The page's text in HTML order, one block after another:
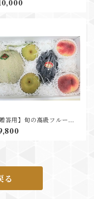
ギフト プレゼント 贈答品
贈答用】旬の高級フルーツ
合わせ ～菊～
る